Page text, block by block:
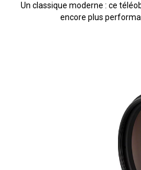
Un classique moderne : ce
encore plus